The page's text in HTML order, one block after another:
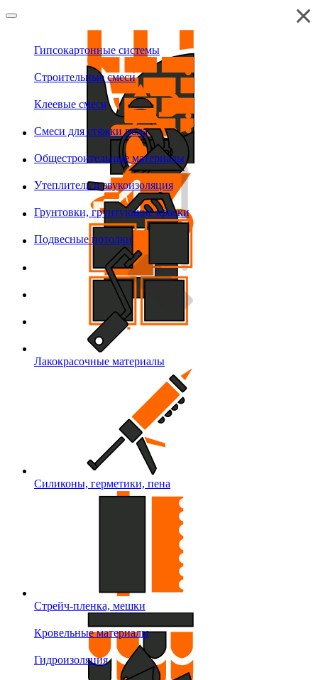
Гипсокартонные системы
Строительные смеси
Клеевые смеси
Смеси для стяжки пола
Общестроительные материалы
Утеплитель и звукоизоляция
Грунтовки, грунтующие краски
Подвесные потолки
Лакокрасочные материалы
Силиконы, герметики, пена
Стрейч-пленка, мешки
Кровельные материалы
Гидроизоляция